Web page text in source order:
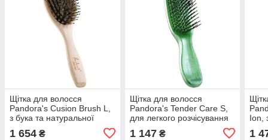
Щітка для волосся
Pandora's Cusion Brush L,
з бука та натуральної
щетини кабана (76330HI)
1 654 ₴
Щітка для волосся
Pandora's Tender Care S,
для легкого розчісування
1 147₴
Ion,
1